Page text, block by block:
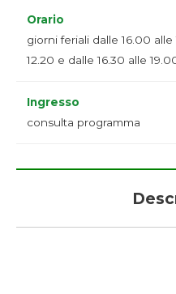
Orario
giorni feriali dalle 16.00
12.20 e dalle 16.30 alle
Ingresso
consulta programma